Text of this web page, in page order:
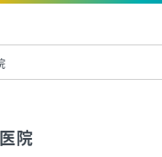
院